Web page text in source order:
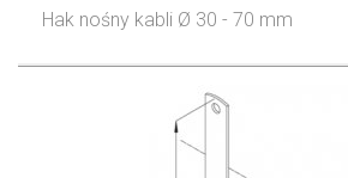
Hak nośny kabli Ø 30 - 70 mm